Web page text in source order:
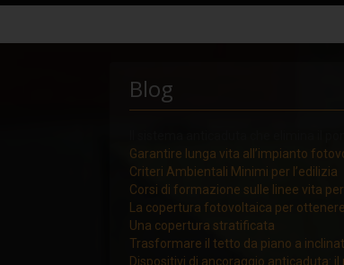
Blog
Garantire lunga vita all’impianto
Criteri Ambientali Minimi per l’edilizia
Corsi di formazione sulle linee vita
La copertura fotovoltaica per
Una copertura stratificata
Trasformare il tetto da piano a
Dispositivi di ancoraggio anticaduta: